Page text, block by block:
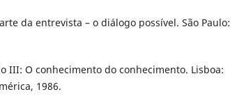
da entrevista – o diálogo possível. São Paulo:
III: O conhecimento do conhecimento. Lisboa:
1986.